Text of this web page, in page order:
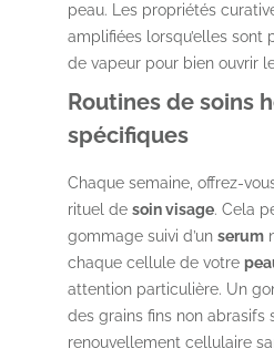
peau. Les propriétés
amplifiées lorsqu’elles sont
de vapeur pour bien ouvrir
Routines de soins
spécifiques
Chaque semaine, offrez-
rituel de soin visage. Cela
gommage suivi d’un serum
chaque cellule de votre
attention particulière. Un
des grains fins non abrasifs
renouvellement cellulaire